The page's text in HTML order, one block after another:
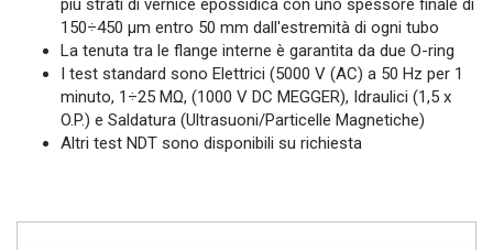
più strati di vernice epossidica con uno spessore finale di
150÷450 µm entro 50 mm dall'estremità di ogni tubo
La tenuta tra le flange interne è garantita da due O-ring
I test standard sono Elettrici (5000 V (AC) a 50 Hz per 1
minuto, 1÷25 MΩ, (1000 V DC MEGGER), Idraulici (1,5 x
O.P.) e Saldatura (Ultrasuoni/Particelle Magnetiche)
Altri test NDT sono disponibili su richiesta